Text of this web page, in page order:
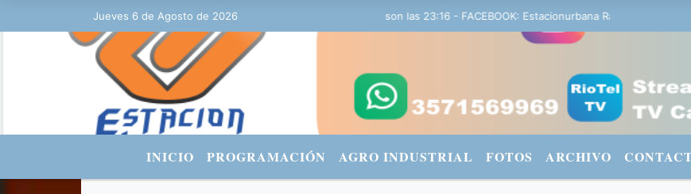
Jueves 6 de Agosto de 2026
Hoy es Jueves 6 de Agosto de 2026 y son las 23:16 - FACEBOOK: Estacionurbana Radiourbana -
INICIO PROGRAMACIÓN AGRO INDUSTRIAL FOTOS ARCHIVO